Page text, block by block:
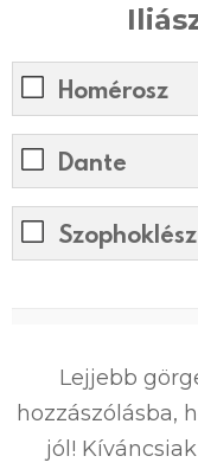
Homérosz
Dante
Szophoklész
Lejjebb
hozzászólásba,
jól!